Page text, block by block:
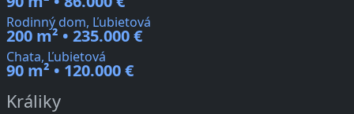
Rodinný dom, Ľubietová
200 m² • 235.000 €
Chata, Ľubietová
90 m² • 120.000 €
Králiky